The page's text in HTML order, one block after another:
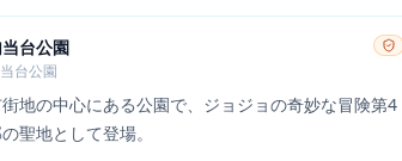
台公園
台公園
地の中心にある公園で、ジョジョの奇妙な冒険第4
聖地として登場。